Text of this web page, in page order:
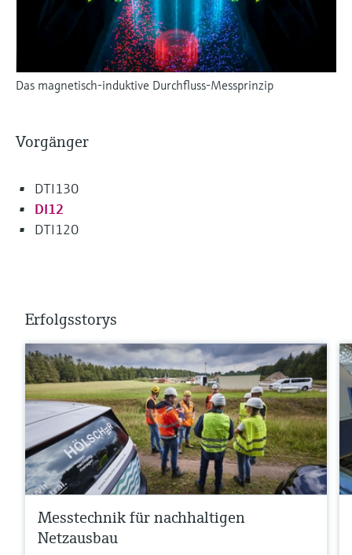
Das magnetisch-induktive Durchfluss-Messprinzip
Vorgänger
DTI130
DI12
DTI120
Erfolgsstorys
Messtechnik für nachhaltigen
Netzausbau